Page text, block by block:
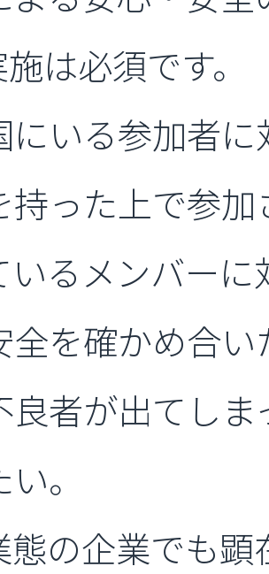
は必須です。
いる参加者に
った上で参加
るメンバー
を確かめ合い
者が出てし
。
の企業でも顕